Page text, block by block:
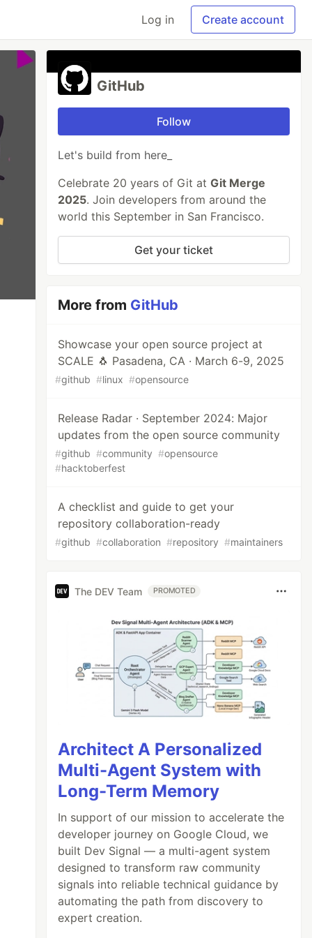
Log in Create account
GitHub
Follow
Let's build from here_
Celebrate 20 years of Git atGit Merge
2025. Join developers from around the
world this September in San Francisco.
Get your ticket
More from GitHub
Showcase your open source project at
SCALE 🐧 Pasadena, CA · March 6-9, 2025
#github #linux #opensource
Release Radar · September 2024: Major
updates from the open source community
#github #community #opensource
#hacktoberfest
A checklist and guide to get your
repository collaboration-ready
#github #collaboration #repository #maintainers
The DEV Team PROMOTED
Architect A Personalized
Multi-Agent System with
Long-Term Memory
In support of our mission to accelerate the
developer journey on Google Cloud, we
built Dev Signal — a multi-agent system
designed to transform raw community
signals into reliable technical guidance by
automating the path from discovery to
expert creation.